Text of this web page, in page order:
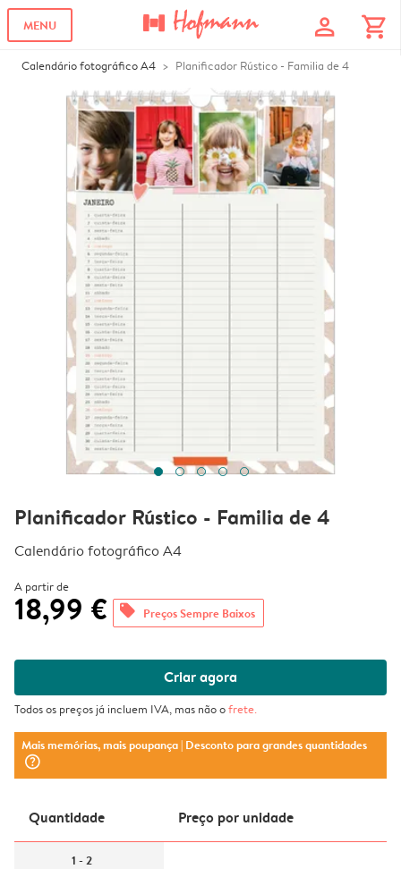
MENU profile shopping_cart
Calendário fotográfico A4 Planificador Rústico - Familia de 4
Planificador Rústico - Familia de 4
Calendário fotográfico A4
A partir de
18,99 € offers Preços Sempre Baixos
Criar agora
Todos os preços já incluem IVA, mas não ofrete.
Mais memórias, mais poupança| Desconto para grandes quantidades
question_mark_circle
Quantidade Preço por unidade
1 - 2